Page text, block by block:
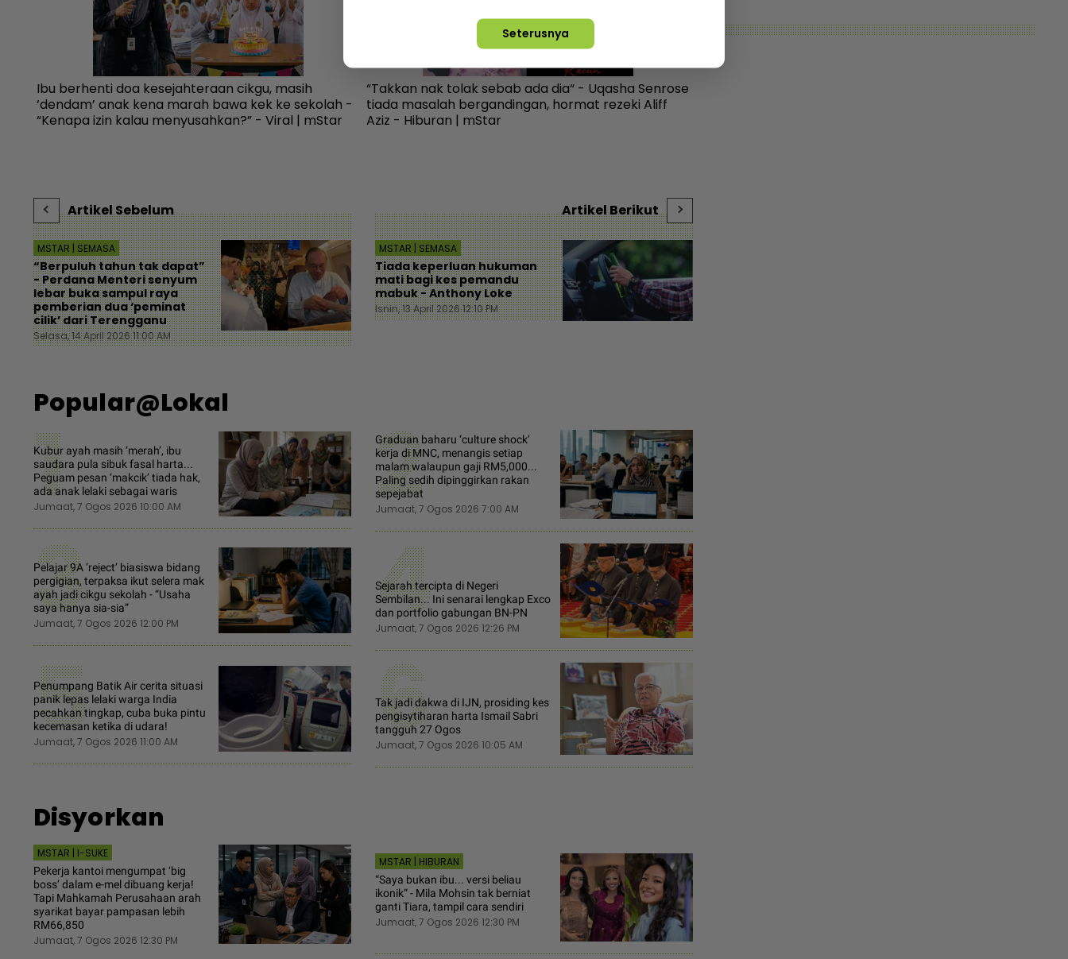
Ibu berhenti doa kesejahteraan cikgu, masih
‘dendam’ anak kena marah bawa kek ke sekolah -
“Kenapa izin kalau menyusahkan?” - Viral | mStar
“Takkan nak tolak sebab ada dia“ - Uqasha Senrose
tiada masalah bergandingan, hormat rezeki Aliff
Aziz - Hiburan | mStar
Artikel Sebelum
MSTAR | SEMASA
“Berpuluh tahun tak dapat”
- Perdana Menteri senyum
lebar buka sampul raya
pemberian dua ‘peminat
cilik’ dari Terengganu
Selasa, 14 April 2026 11:00 AM
Artikel Berikut
MSTAR | SEMASA
Tiada keperluan hukuman
mati bagi kes pemandu
mabuk - Anthony Loke
Isnin, 13 April 2026 12:10 PM
Popular@Lokal
1
Kubur ayah masih ‘merah’, ibu
saudara pula sibuk fasal harta...
Peguam pesan ‘makcik’ tiada hak,
ada anak lelaki sebagai waris
Jumaat, 7 Ogos 2026 10:00 AM 2
Graduan baharu ‘culture shock’
kerja di MNC, menangis setiap
malam walaupun gaji RM5,000...
Paling sedih dipinggirkan rakan
sepejabat
Jumaat, 7 Ogos 2026 7:00 AM
3
Pelajar 9A ‘reject’ biasiswa bidang
pergigian, terpaksa ikut selera mak
ayah jadi cikgu sekolah - “Usaha
saya hanya sia-sia”
Jumaat, 7 Ogos 2026 12:00 PM 4
Sejarah tercipta di Negeri
Sembilan... Ini senarai lengkap Exco
dan portfolio gabungan BN-PN
Jumaat, 7 Ogos 2026 12:26 PM
5
Penumpang Batik Air cerita situasi
panik lepas lelaki warga India
pecahkan tingkap, cuba buka pintu
kecemasan ketika di udara!
Jumaat, 7 Ogos 2026 11:00 AM 6
Tak jadi dakwa di IJN, prosiding kes
pengisytiharan harta Ismail Sabri
tangguh 27 Ogos
Jumaat, 7 Ogos 2026 10:05 AM
Disyorkan
MSTAR | I-SUKE
Pekerja kantoi mengumpat ‘big
boss’ dalam e-mel dibuang kerja!
Tapi Mahkamah Perusahaan arah
syarikat bayar pampasan lebih
RM66,850
Jumaat, 7 Ogos 2026 12:30 PM
MSTAR | HIBURAN
“Saya bukan ibu... versi beliau
ikonik“ - Mila Mohsin tak berniat
ganti Tiara, tampil cara sendiri
Jumaat, 7 Ogos 2026 12:30 PM
Seterusnya